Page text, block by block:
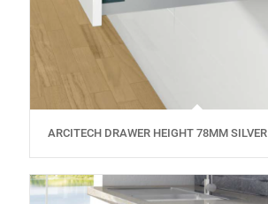
ARCITECH DRAWER HEIGHT 78MM SILVER